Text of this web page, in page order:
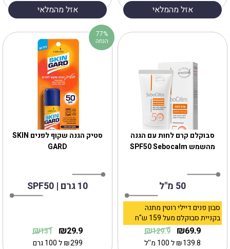
אזל מהמלאי אזל מהמלאי
סטיק הגנה שקוף לפנים SKIN
GARD
10 גרם | SPF50
29.9
₪
131
₪
299
₪ל 100 גרם
77%
הנחה
סבוקלם קרם לחות עם הגנה
מהשמש SPF50 Sebocalm
50 מ"ל
סבון פנים דיילי רוטין מתנה
בקניית סבוקלם מעל 159 ש"ח
69.9
₪
129.9
₪
139.8
₪ל 100 מ''ל